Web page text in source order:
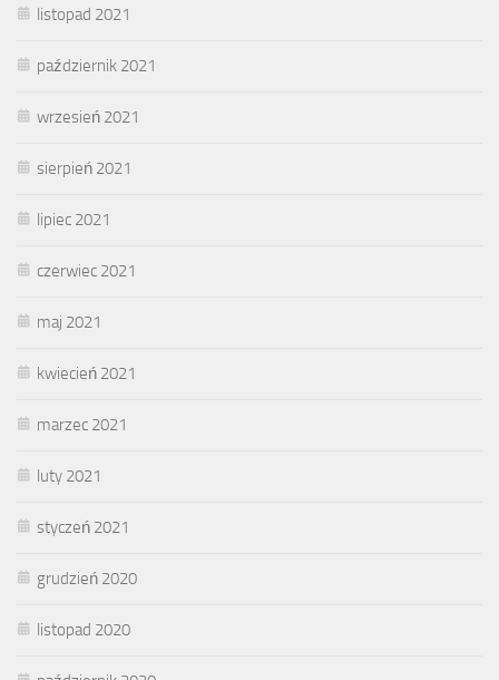
listopad 2021
październik 2021
wrzesień 2021
sierpień 2021
lipiec 2021
czerwiec 2021
maj 2021
kwiecień 2021
marzec 2021
luty 2021
styczeń 2021
grudzień 2020
listopad 2020